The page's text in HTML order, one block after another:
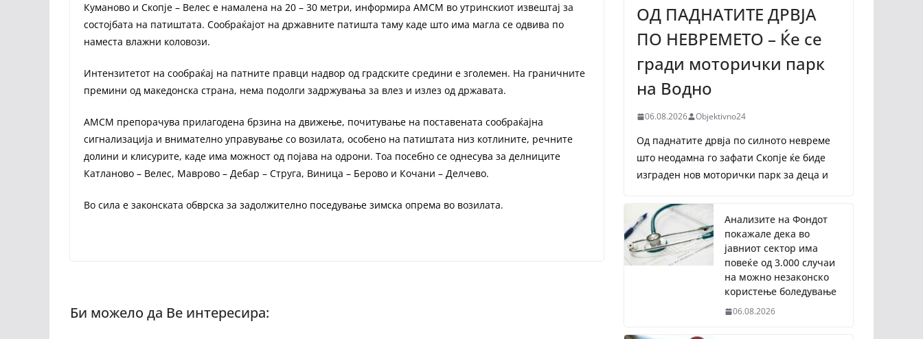
Куманово и Скопје – Велес е намалена на 20 – 30 метри, информира АМСМ во утринскиот извештај за
состојбата на патиштата. Сообраќајот на државните патишта таму каде што има магла се одвива по
наместа влажни коловози.
Интензитетот на сообраќај на патните правци надвор од градските средини е зголемен. На граничните
премини од македонска страна, нема подолги задржувања за влез и излез од државата.
АМСМ препорачува прилагодена брзина на движење, почитување на поставената сообраќајна
сигнализација и внимателно управување со возилата, особено на патиштата низ котлините, речните
долини и клисурите, каде има можност од појава на одрони. Тоа посебно се однесува за делниците
Катланово – Велес, Маврово – Дебар – Струга, Виница – Берово и Кочани – Делчево.
Во сила е законската обврска за задолжително поседување зимска опрема во возилата.
ОД ПАДНАТИТЕ ДРВЈА
ПО НЕВРЕМЕТО – Ќе се
гради моторички парк
на Водно
06.08.2026 Objektivno24
Од паднатите дрвја по силното невреме
што неодамна го зафати Скопје ќе биде
изграден нов моторички парк за деца и
Анализите на Фондот
покажале дека во
јавниот сектор има
повеќе од 3.000 случаи
на можно незаконско
користење боледување
06.08.2026